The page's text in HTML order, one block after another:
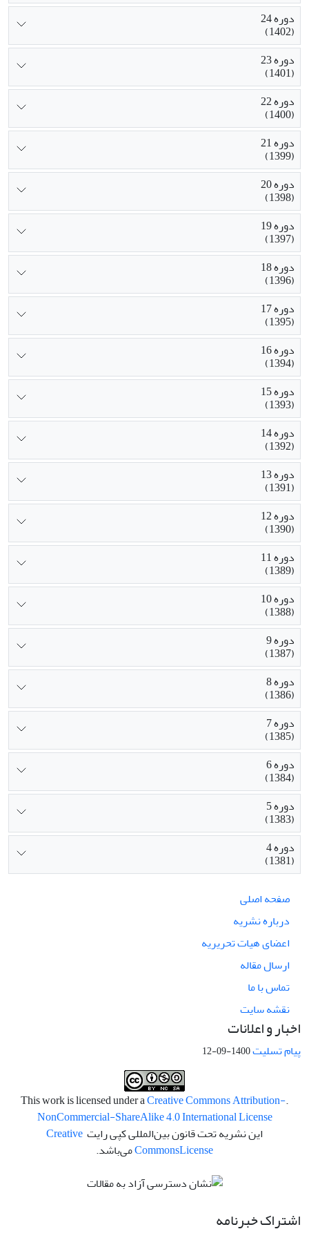
دوره 24
(1402)
دوره 23
(1401)
دوره 22
(1400)
دوره 21
(1399)
دوره 20
(1398)
دوره 19
(1397)
دوره 18
(1396)
دوره 17
(1395)
دوره 16
(1394)
دوره 15
(1393)
دوره 14
(1392)
دوره 13
(1391)
دوره 12
(1390)
دوره 11
(1389)
دوره 10
(1388)
دوره 9
(1387)
دوره 8
(1386)
دوره 7
(1385)
دوره 6
(1384)
دوره 5
(1383)
دوره 4
(1381)
صفحه اصلی
درباره نشریه
اعضای هیات تحریریه
ارسال مقاله
تماس با ما
نقشه سایت
اخبار و اعلانات
پیام تسلیت1400-09-12
.This work is licensed under a
Creative Commons Attribution-
NonCommercial-ShareAlike 4.0 International License
این نشریه تحت قانون بین‌المللی کپی رایت Creative
CommonsLicense می‌باشد.
اشتراک خبرنامه